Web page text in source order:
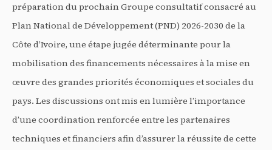
préparation du prochain Groupe consultatif consacré au
Plan National de Développement (PND) 2026-2030 de la
Côte d’Ivoire, une étape jugée déterminante pour la
mobilisation des financements nécessaires à la mise en
œuvre des grandes priorités économiques et sociales du
pays. Les discussions ont mis en lumière l’importance
d’une coordination renforcée entre les partenaires
techniques et financiers afin d’assurer la réussite de cette